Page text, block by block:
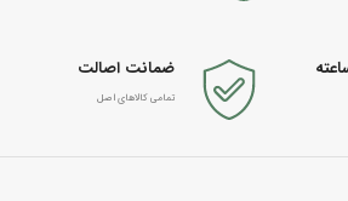
ضمانت اصالت
تمامی کالاهای اصل